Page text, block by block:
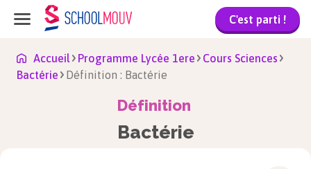
C'est parti !
Accueil Programme Lycée 1ere
Cours Sciences
Bactérie
Définition : Bactérie
Définition
Bactérie